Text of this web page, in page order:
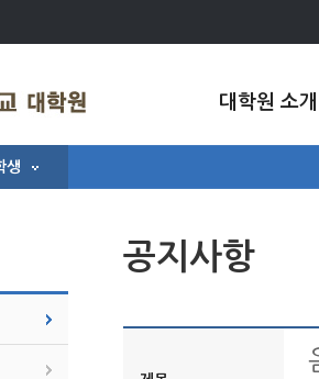
대학원 소개
생
공지사항